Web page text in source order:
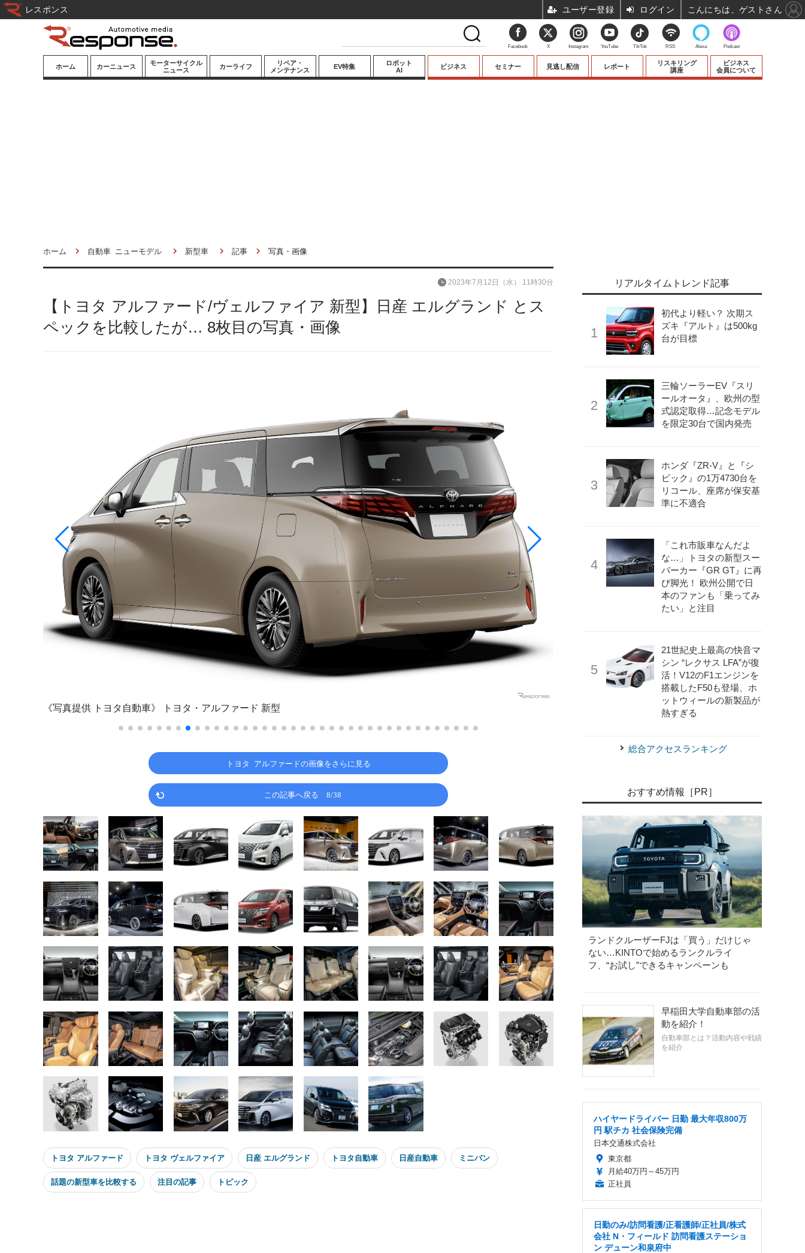
ホーム カーニュース
モーターサイクル
ニュース
カーライフ
リペア・
メンテナンス
EV特集
ロボット
AI
ビジネス セミナー 見逃し配信 レポート
リスキリング
講座
ビジネス
会員について
ホーム 自動車 ニューモデル 新型車 記事 写真・画像
【トヨタ アルファード/ヴェルファイア 新型】日産 エルグランド とス
ペックを比較したが… 8枚目の写真・画像
2023年7月12日（水） 11時30分
《写真提供 トヨタ自動車》 トヨタ・アルファード 新型 トヨタ・ヴェルファイア 新型
トヨタ アルファードの画像をさらに見る
この記事へ戻る 8/38
トヨタ アルファード トヨタ ヴェルファイア 日産 エルグランド トヨタ自動車 日産自動車 ミニバン
話題の新型車を比較する 注目の記事 トピック
リアルタイムトレンド記事
初代より軽い？ 次期ス
ズキ『アルト』は500kg
台が目標
三輪ソーラーEV『スリ
ールオータ』、欧州の型
式認定取得…記念モデル
を限定30台で国内発売
ホンダ『ZR-V』と『シ
ビック』の1万4730台を
リコール、座席が保安基
準に不適合
「これ市販車なんだよ
な…」トヨタの新型スー
パーカー『GR GT』に再
び脚光！ 欧州公開で日
本のファンも「乗ってみ
たい」と注目
21世紀史上最高の快音マ
シン “レクサス LFA”が復
活！V12のF1エンジンを
搭載したF50も登場、ホ
ットウィールの新製品が
熱すぎる
総合アクセスランキング
おすすめ情報［PR］
ランドクルーザーFJは「買う」だけじゃ
ない…KINTOで始めるランクルライ
フ、“お試し”できるキャンペーンも
早稲田大学自動車部の活
動を紹介！
自動車部とは？活動内容や戦績
を紹介
ハイヤードライバー 日勤 最大年収800万
円 駅チカ 社会保険完備
日本交通株式会社
東京都
月給40万円～45万円
正社員
日勤のみ/訪問看護/正看護師/正社員/株式
会社 N・フィールド 訪問看護ステーショ
ン デューン和泉府中
Facebook X Instagram YouTube TikTok RSS Alexa Podcast
レスポンス ユーザー登録 ログイン こんにちは、ゲストさん